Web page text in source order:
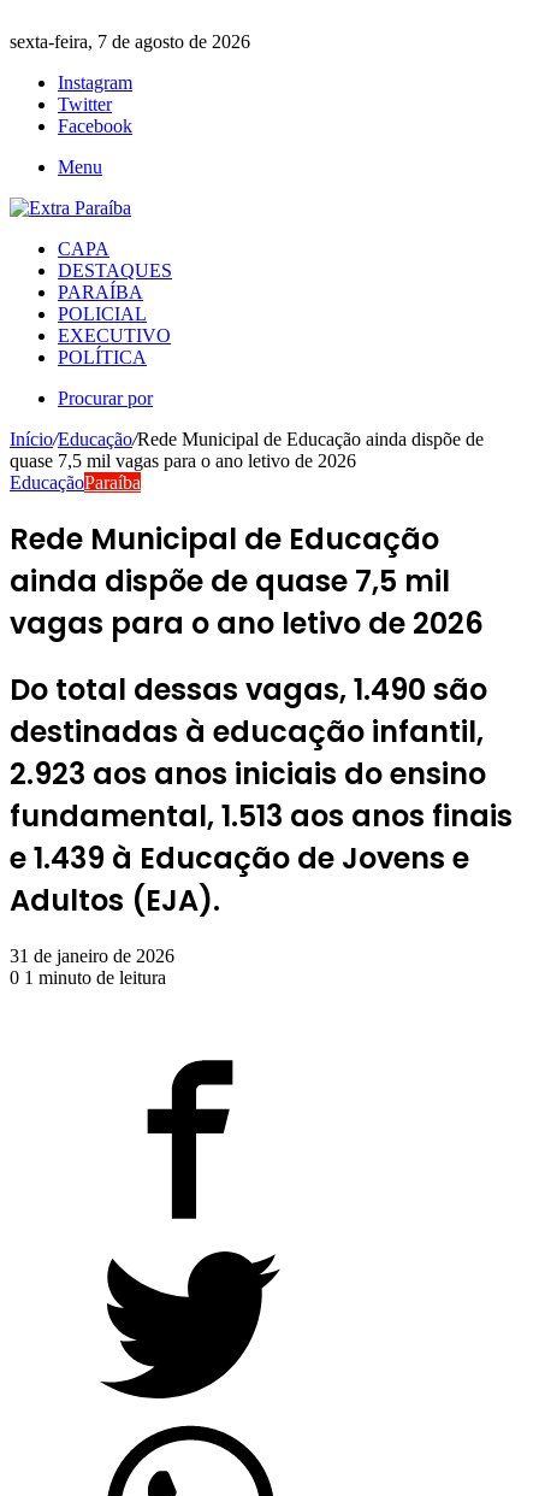
sexta-feira, 7 de agosto de 2026
Instagram
Twitter
Facebook
Menu
CAPA
DESTAQUES
PARAÍBA
POLICIAL
EXECUTIVO
POLÍTICA
Procurar por
Início/Educação/Rede Municipal de Educação ainda dispõe de
quase 7,5 mil vagas para o ano letivo de 2026
EducaçãoParaíba
Rede Municipal de Educação
ainda dispõe de quase 7,5 mil
vagas para o ano letivo de 2026
Do total dessas vagas, 1.490 são
destinadas à educação infantil,
2.923 aos anos iniciais do ensino
fundamental, 1.513 aos anos finais
e 1.439 à Educação de Jovens e
Adultos (EJA).
31 de janeiro de 2026
0 1 minuto de leitura